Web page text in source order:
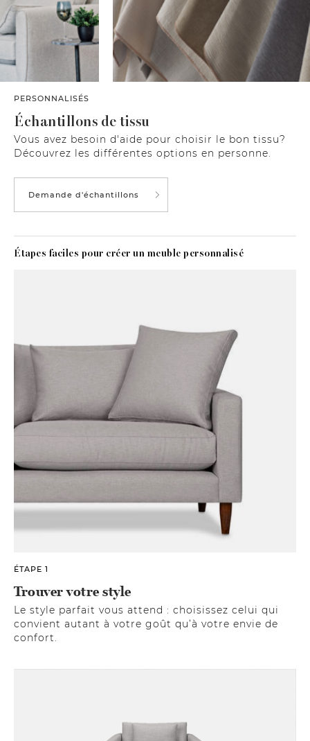
PERSONNALISÉS
Échantillons de tissu
Vous avez besoin d'aide pour choisir le bon tissu?
Découvrez les différentes options en personne.
Demande d'échantillons
Étapes faciles pour créer un meuble personnalisé
ÉTAPE 1
Trouver votre style
Le style parfait vous attend : choisissez celui qui
convient autant à votre goût qu’à votre envie de
confort.